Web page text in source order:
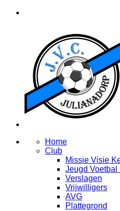
Home
Club
Missie Visie
Jeugd
Verslagen
Vrijwilligers
AVG
Plattegrond